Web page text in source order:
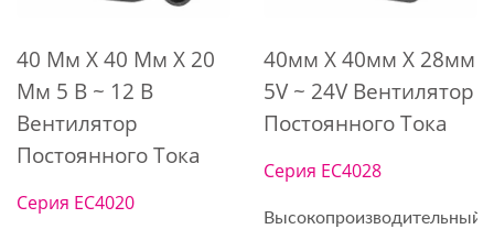
40 Мм X 40 Мм X 20
Мм 5 В ~ 12 В
Вентилятор
Постоянного Тока
Серия EC4020
40мм X 40мм X 28мм
5V ~ 24V Вентилятор
Постоянного Тока
Серия EC4028
Высокопроизводительный